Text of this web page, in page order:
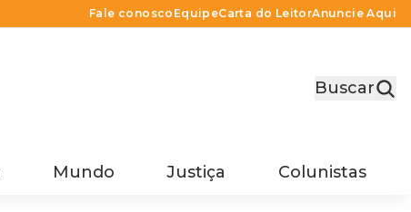
Fale conosco EquipeCarta do LeitorAnuncie Aqui
Buscar
Mundo Justiça Colunistas